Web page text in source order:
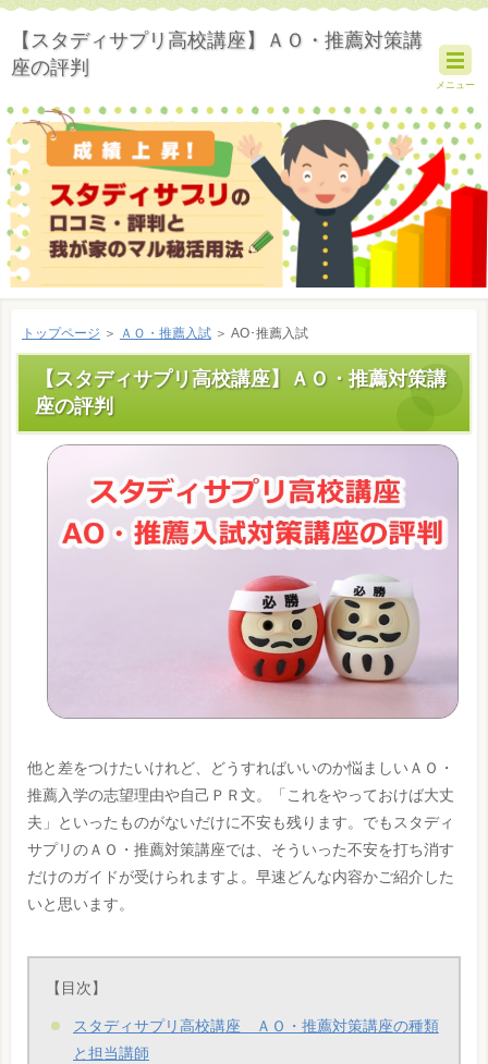
【スタディサプリ高校講座】ＡＯ・推薦対策講
座の評判
メニュー
トップページ ＞ ＡＯ・推薦入試＞ AO･推薦入試
【スタディサプリ高校講座】ＡＯ・推薦対策講
座の評判
他と差をつけたいけれど、どうすればいいのか悩ましいＡＯ・
推薦入学の志望理由や自己ＰＲ文。「これをやっておけば大丈
夫」といったものがないだけに不安も残ります。でもスタディ
サプリのＡＯ・推薦対策講座では、そういった不安を打ち消す
だけのガイドが受けられますよ。早速どんな内容かご紹介した
いと思います。
【目次】
スタディサプリ高校講座 ＡＯ・推薦対策講座の種類
と担当講師